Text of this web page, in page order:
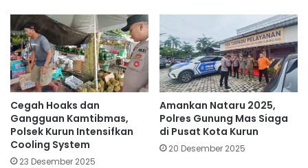
Cegah Hoaks dan
Gangguan Kamtibmas,
Polsek Kurun Intensifkan
Cooling System
23 Desember 2025
Amankan Nataru 2025,
Polres Gunung Mas Siaga
di Pusat Kota Kurun
20 Desember 2025